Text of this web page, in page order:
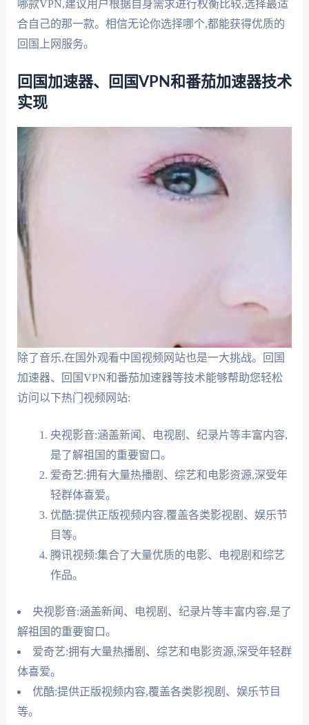
哪款VPN,建议用户根据自身需求进行权衡比较,选择最适
合自己的那一款。相信无论你选择哪个,都能获得优质的
回国上网服务。
回国加速器、回国VPN和番茄加速器技术
实现
除了音乐,在国外观看中国视频网站也是一大挑战。回国
加速器、回国VPN和番茄加速器等技术能够帮助您轻松
访问以下热门视频网站:
央视影音:涵盖新闻、电视剧、纪录片等丰富内容,
是了解祖国的重要窗口。
爱奇艺:拥有大量热播剧、综艺和电影资源,深受年
轻群体喜爱。
优酷:提供正版视频内容,覆盖各类影视剧、娱乐节
目等。
腾讯视频:集合了大量优质的电影、电视剧和综艺
作品。
央视影音:涵盖新闻、电视剧、纪录片等丰富内容,是了
解祖国的重要窗口。
爱奇艺:拥有大量热播剧、综艺和电影资源,深受年轻群
体喜爱。
优酷:提供正版视频内容,覆盖各类影视剧、娱乐节目
等。